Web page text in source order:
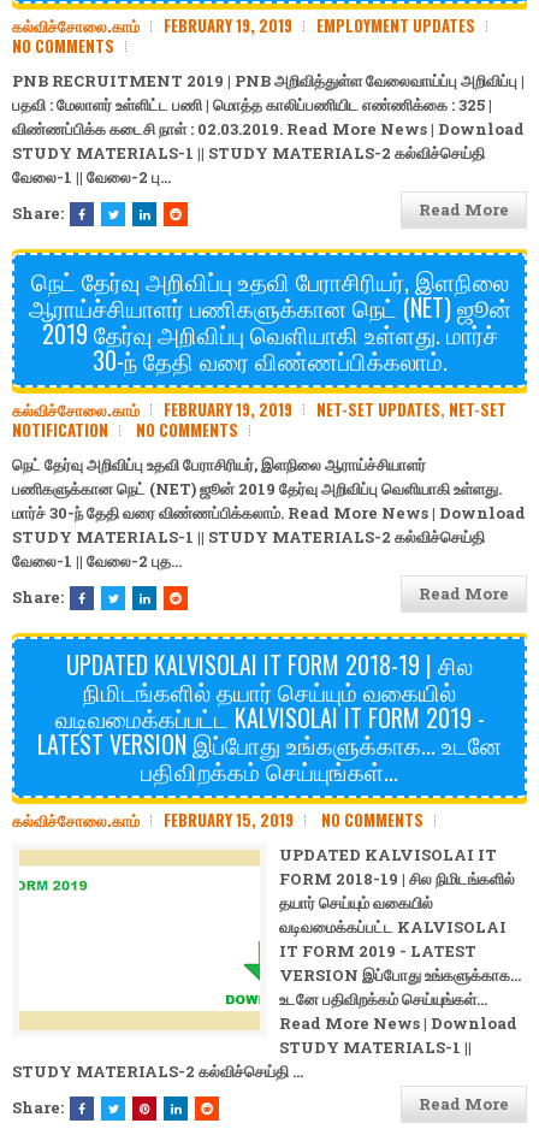
கல்விச்சோலை.காம் FEBRUARY 19, 2019
EMPLOYMENT UPDATES
NO COMMENTS
PNB RECRUITMENT 2019 | PNB அறிவித்துள்ள வேலைவாய்ப்பு அறிவிப்பு |
பதவி : மேலாளர் உள்ளிட்ட பணி | மொத்த காலிப்பணியிட எண்ணிக்கை : 325 |
விண்ணப்பிக்க கடைசி நாள் : 02.03.2019. Read More News | Download
STUDY MATERIALS-1 || STUDY MATERIALS-2 கல்விச்செய்தி
வேலை-1 || வேலை-2 பு…
Share:
Read More
நெட் தேர்வு அறிவிப்பு உதவி பேராசிரியர், இளநிலை
ஆராய்ச்சியாளர் பணிகளுக்கான நெட் (NET) ஜூன்
2019 தேர்வு அறிவிப்பு வெளியாகி உள்ளது. மார்ச்
30-ந் தேதி வரை விண்ணப்பிக்கலாம்.
கல்விச்சோலை.காம் FEBRUARY 19, 2019 NET-SET UPDATES, NET-SET
NOTIFICATION
NO COMMENTS
நெட் தேர்வு அறிவிப்பு உதவி பேராசிரியர், இளநிலை ஆராய்ச்சியாளர்
பணிகளுக்கான நெட் (NET) ஜூன் 2019 தேர்வு அறிவிப்பு வெளியாகி உள்ளது.
மார்ச் 30-ந் தேதி வரை விண்ணப்பிக்கலாம். Read More News | Download
STUDY MATERIALS-1 || STUDY MATERIALS-2 கல்விச்செய்தி
வேலை-1 || வேலை-2 புத…
Share:
Read More
UPDATED KALVISOLAI IT FORM 2018-19 | சில
நிமிடங்களில் தயார் செய்யும் வகையில்
வடிவமைக்கப்பட்ட KALVISOLAI IT FORM 2019 -
LATEST VERSION இப்போது உங்களுக்காக... உடனே
பதிவிறக்கம் செய்யுங்கள்...
கல்விச்சோலை.காம் FEBRUARY 15, 2019 NO COMMENTS
UPDATED KALVISOLAI IT
FORM 2018-19 | சில நிமிடங்களில்
தயார் செய்யும் வகையில்
வடிவமைக்கப்பட்ட KALVISOLAI
IT FORM 2019 - LATEST
VERSION இப்போது உங்களுக்காக...
உடனே பதிவிறக்கம் செய்யுங்கள்...
Read More News | Download
STUDY MATERIALS-1 ||
STUDY MATERIALS-2 கல்விச்செய்தி …
Share:
Read More